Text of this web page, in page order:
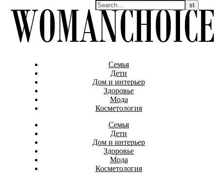
Семья
Дети
Дом и интерьер
Здоровье
Мода
Косметология
Семья
Дети
Дом и интерьер
Здоровье
Мода
Косметология